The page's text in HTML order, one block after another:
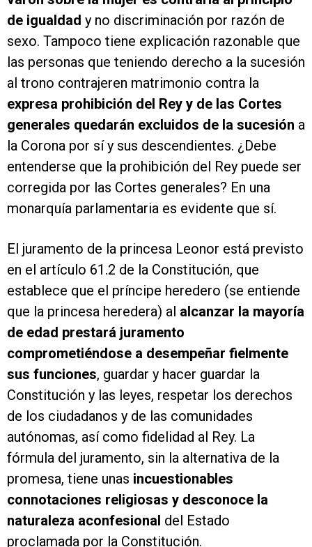
de igualdad y no discriminación por razón de
sexo. Tampoco tiene explicación razonable que
las personas que teniendo derecho a la sucesión
al trono contrajeren matrimonio contra la
expresa prohibición del Rey y de las Cortes
generales quedarán excluidos de la sucesión a
la Corona por sí y sus descendientes. ¿Debe
entenderse que la prohibición del Rey puede ser
corregida por las Cortes generales? En una
monarquía parlamentaria es evidente que sí.
El juramento de la princesa Leonor está previsto
en el artículo 61.2 de la Constitución, que
establece que el príncipe heredero (se entiende
que la princesa heredera) al alcanzar la mayoría
de edad prestará juramento
comprometiéndose a desempeñar fielmente
sus funciones, guardar y hacer guardar la
Constitución y las leyes, respetar los derechos
de los ciudadanos y de las comunidades
autónomas, así como fidelidad al Rey. La
fórmula del juramento, sin la alternativa de la
promesa, tiene unas incuestionables
connotaciones religiosas y desconoce la
naturaleza aconfesional del Estado
proclamada por la Constitución.